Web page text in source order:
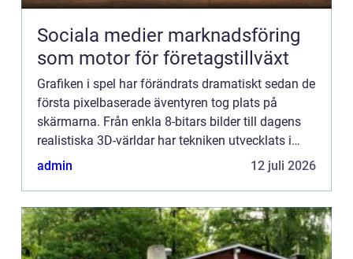
Sociala medier marknadsföring
som motor för företagstillväxt
Grafiken i spel har förändrats dramatiskt sedan de
första pixelbaserade äventyren tog plats på
skärmarna. Från enkla 8-bitars bilder till dagens
realistiska 3D-världar har tekniken utvecklats i
rasande takt. ...
admin 12 juli 2026